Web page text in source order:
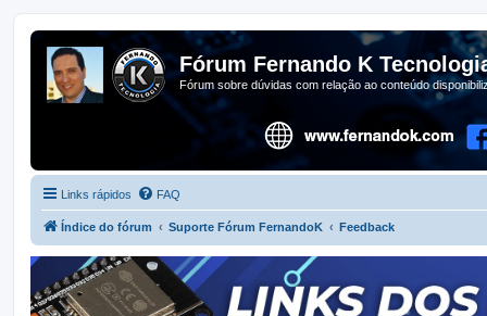
Fórum Fernando K
Fórum sobre dúvidas com relação ao conteúdo
Links rápidos FAQ
Índice do fórum Suporte Fórum FernandoK Feedback